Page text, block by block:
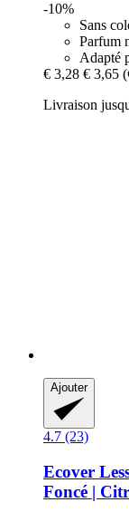
-10%
Sans
Parfum
Adapté
€ 3,28 € 3,65
Livraison
Ajouter
4.7 (23)
Ecover
Foncé |